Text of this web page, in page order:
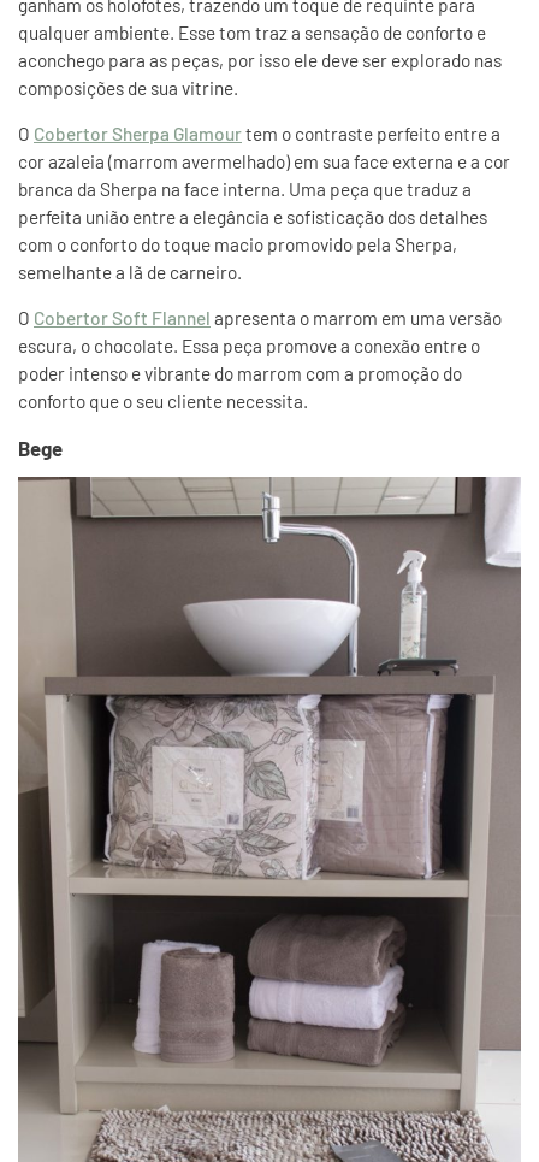
ganham os holofotes, trazendo um toque de requinte para
qualquer ambiente. Esse tom traz a sensação de conforto e
aconchego para as peças, por isso ele deve ser explorado nas
composições de sua vitrine.
O Cobertor Sherpa Glamourtem o contraste perfeito entre a
cor azaleia (marrom avermelhado) em sua face externa e a cor
branca da Sherpa na face interna. Uma peça que traduz a
perfeita união entre a elegância e sofisticação dos detalhes
com o conforto do toque macio promovido pela Sherpa,
semelhante a lã de carneiro.
O Cobertor Soft Flannel apresenta o marrom em uma versão
escura, o chocolate. Essa peça promove a conexão entre o
poder intenso e vibrante do marrom com a promoção do
conforto que o seu cliente necessita.
Bege